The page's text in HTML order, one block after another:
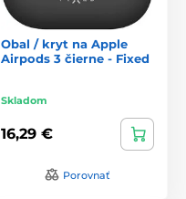
Obal / kryt na Apple
Airpods 3 čierne - Fixed
Skladom
16,29 €
Porovnať